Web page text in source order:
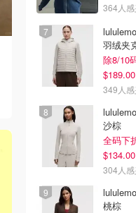
364人
羽绒夹
除8/10
$189.00
349人
沙棕
全码下
$134.00
304人
桃棕